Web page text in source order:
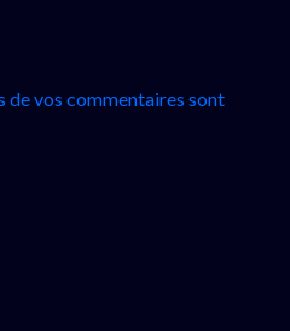
de vos commentaires sont